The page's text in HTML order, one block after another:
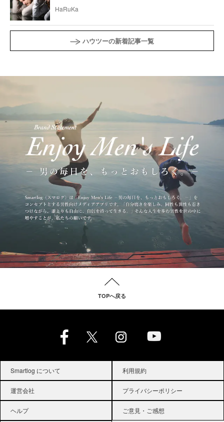
HaRuKa
ハウツーの新着記事一覧
TOPへ戻る
Smartlog について 利用規約
運営会社 プライバシーポリシー
ヘルプ ご意見・ご感想